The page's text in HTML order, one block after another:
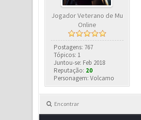
Jogador Veterano de Mu
Online
Postagens: 767
Tópicos: 1
Juntou-se: Feb 2018
Reputação: 20
Personagem: Volcamo
Encontrar